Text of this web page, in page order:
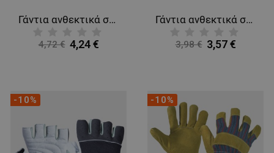
Γάντια ανθεκτικά στις κοπές βουτηγμένα σε αφρό PU EGEBANT SANCUT
4,72 € 4,24 €
Γάντια ανθεκτικά στις κοψίματα βουτηγμένα σε αφρό νιτριλίου EGEBANT SANCUT
3,98 € 3,57 €
-10% -10%